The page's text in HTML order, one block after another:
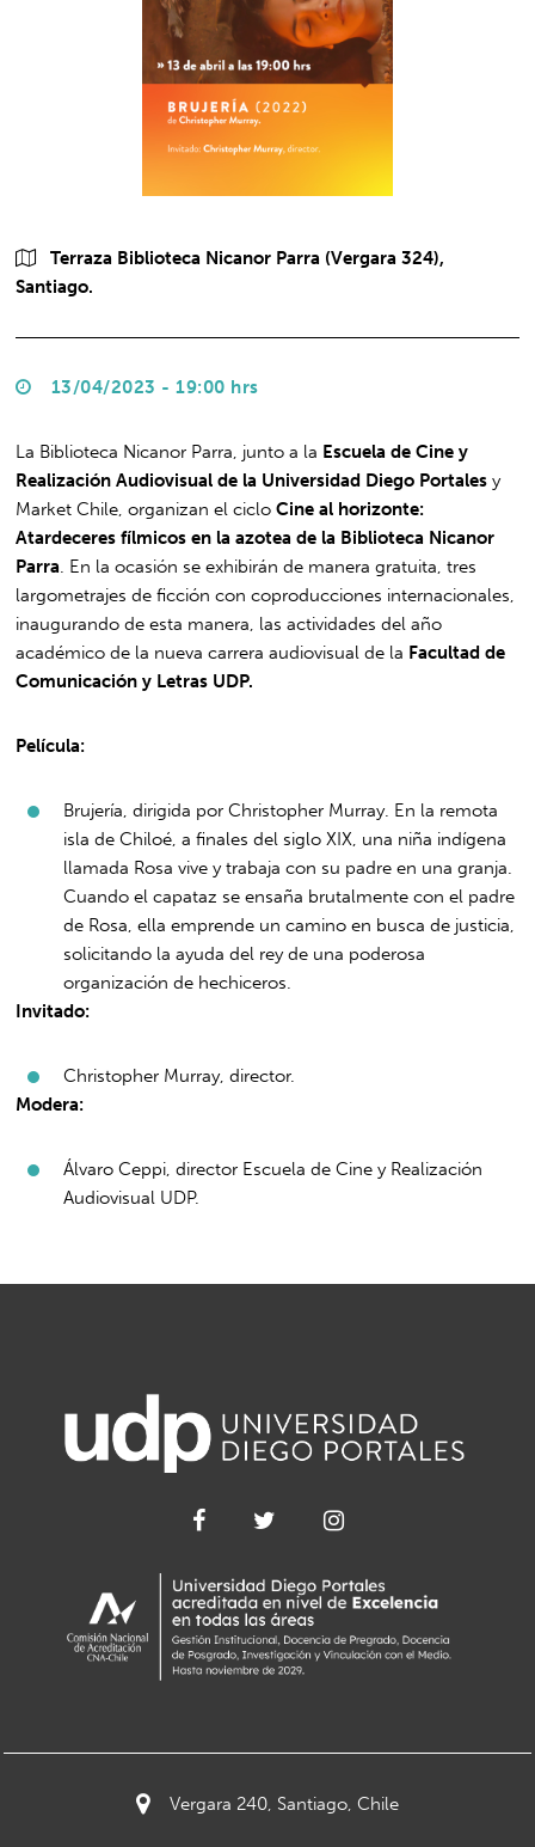
Terraza Biblioteca Nicanor Parra (Vergara 324),
Santiago.
13/04/2023 - 19:00 hrs
La Biblioteca Nicanor Parra, junto a la Escuela de Cine y
Realización Audiovisual de la Universidad Diego Portales y
Market Chile, organizan el cicloCine al horizonte:
Atardeceres fílmicos en la azotea de la Biblioteca Nicanor
Parra . En la ocasión se exhibirán de manera gratuita, tres
largometrajes de ficción con coproducciones internacionales,
inaugurando de esta manera, las actividades del año
académico de la nueva carrera audiovisual de la Facultad de
Comunicación y Letras UDP.
Película:
Brujería, dirigida por Christopher Murray. En la remota
isla de Chiloé, a finales del siglo XIX, una niña indígena
llamada Rosa vive y trabaja con su padre en una granja.
Cuando el capataz se ensaña brutalmente con el padre
de Rosa, ella emprende un camino en busca de justicia,
solicitando la ayuda del rey de una poderosa
organización de hechiceros.
Invitado:
Christopher Murray, director.
Modera:
Álvaro Ceppi, director Escuela de Cine y Realización
Audiovisual UDP.
Vergara 240, Santiago, Chile